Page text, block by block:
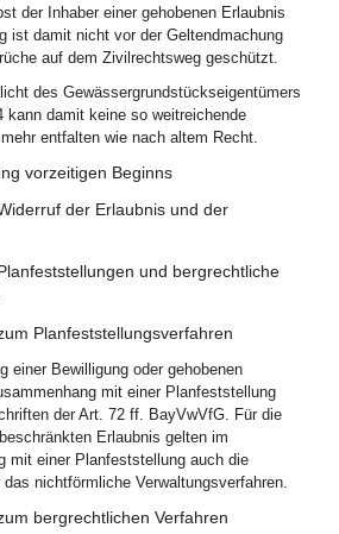
der Inhaber einer gehobenen Erlaubnis
ist damit nicht vor der Geltendmachung
auf dem Zivilrechtsweg geschützt.
des Gewässergrundstückseigentümers
kann damit keine so weitreichende
entfalten wie nach altem Recht.
vorzeitigen Beginns
der Erlaubnis und der
und bergrechtliche
Planfeststellungsverfahren
einer Bewilligung oder gehobenen
mit einer Planfeststellung
der Art. 72 ff. BayVwVfG. Für die
Erlaubnis gelten im
mit einer Planfeststellung auch die
nichtförmliche Verwaltungsverfahren.
bergrechtlichen Verfahren